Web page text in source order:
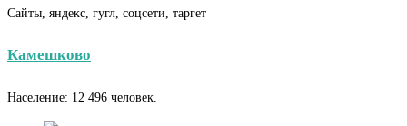
Сайты, яндекс, гугл, соцсети, таргет
Камешково
Население: 12 496 человек.